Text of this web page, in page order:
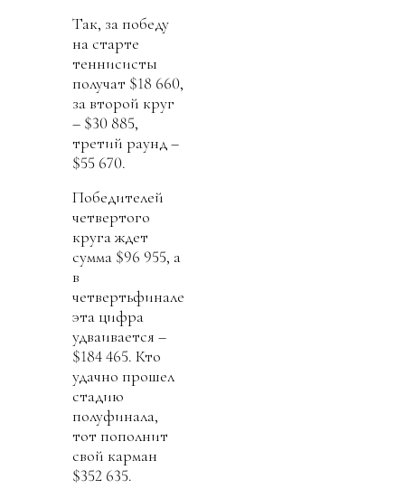
Так, за победу
на старте
теннисисты
получат $18 660,
за второй круг
– $30 885,
третий раунд –
$55 670.
Победителей
четвертого
круга ждет
сумма $96 955, а
в
четвертьфинале
эта цифра
удваивается –
$184 465. Кто
удачно прошел
стадию
полуфинала,
тот пополнит
свой карман
$352 635.